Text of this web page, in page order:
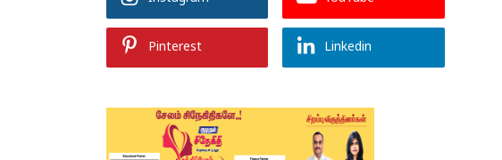
Pinterest Linkedin